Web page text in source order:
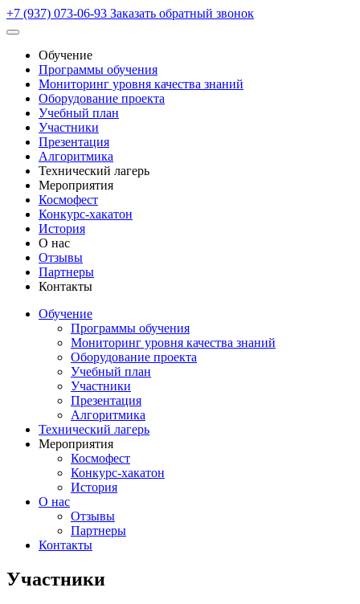
+7 (937) 073-06-93 Заказать обратный звонок
Обучение
Программы обучения
Мониторинг уровня качества знаний
Оборудование проекта
Учебный план
Участники
Презентация
Алгоритмика
Технический лагерь
Мероприятия
Космофест
Конкурс-хакатон
История
О нас
Отзывы
Партнеры
Контакты
Обучение
Программы обучения
Мониторинг уровня качества знаний
Оборудование проекта
Учебный план
Участники
Презентация
Алгоритмика
Технический лагерь
Мероприятия
Космофест
Конкурс-хакатон
История
О нас
Отзывы
Партнеры
Контакты
Участники